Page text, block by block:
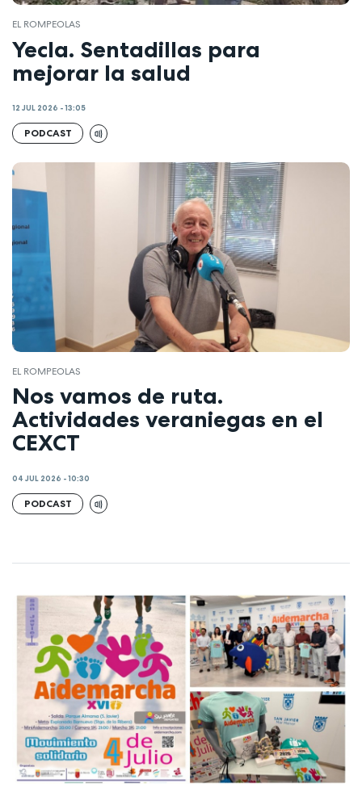
EL ROMPEOLAS
Yecla. Sentadillas para
mejorar la salud
12 JUL 2026 - 13:05
PODCAST
EL ROMPEOLAS
Nos vamos de ruta.
Actividades veraniegas en el
CEXCT
04 JUL 2026 - 10:30
PODCAST